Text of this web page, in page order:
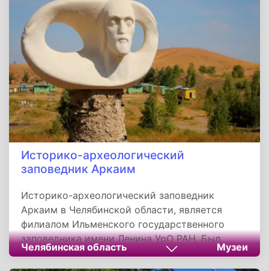
1945 году.Памятник Советским военным,
павшим при освобождении Корсакова от
японских милитаристов
Историко-археологический
заповедник Аркаим
Историко-археологический заповедник
Аркаим в Челябинской области, является
филиалом Ильменского государственного
заповедника имени Ленина УрО РАН. Был
обнаружен и раскопан в 1987 году
Челябинская область Музеи